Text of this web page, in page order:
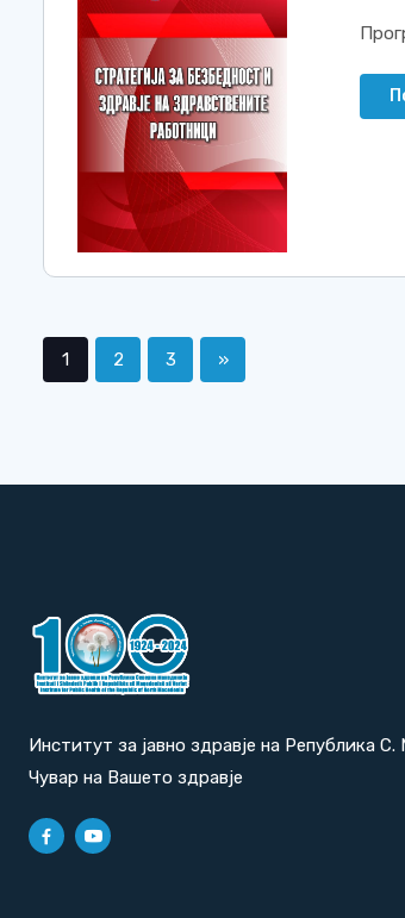
1 2 3 »
Институт за јавно здравје на Република С.
Чувар на Вашето здравје